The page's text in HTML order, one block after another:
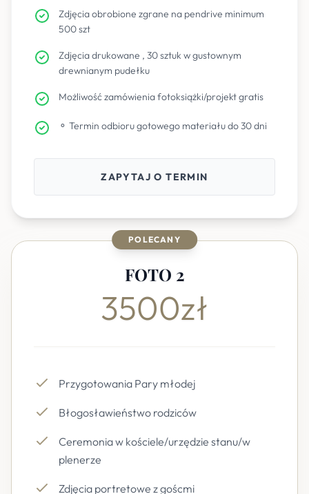
Zdjęcia obrobione zgrane na pendrive minimum
500 szt
Zdjęcia drukowane , 30 sztuk w gustownym
drewnianym pudełku
Możliwość zamówienia fotoksiążki/projekt gratis
⚬ Termin odbioru gotowego materiału do 30 dni
ZAPYTAJ O TERMIN
POLECANY
FOTO 2
3500zł
Przygotowania Pary młodej
Błogosławieństwo rodziców
Ceremonia w kościele/urzędzie stanu/w
plenerze
Zdjęcia portretowe z goścmi